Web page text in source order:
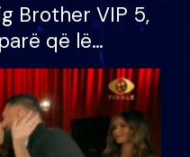
Brother VIP 5,
që lë
për